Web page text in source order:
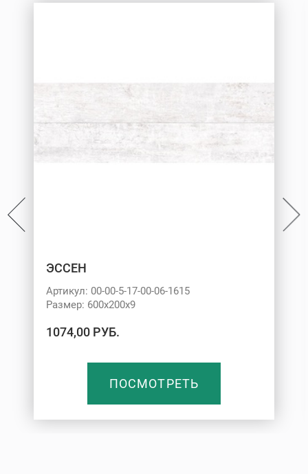
ЭССЕН
Артикул: 00-00-5-17-00-06-1615
Размер: 600х200х9
1074,00 РУБ.
ПОСМОТРЕТЬ